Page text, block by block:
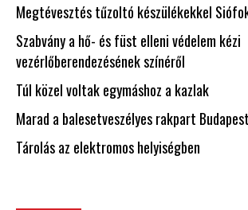
Megtévesztés tűzoltó készülékekkel
Szabvány a hő- és füst elleni védelem kézi
vezérlőberendezésének színéről
Túl közel voltak egymáshoz a kazlak
Marad a balesetveszélyes rakpart
Tárolás az elektromos helyiségben